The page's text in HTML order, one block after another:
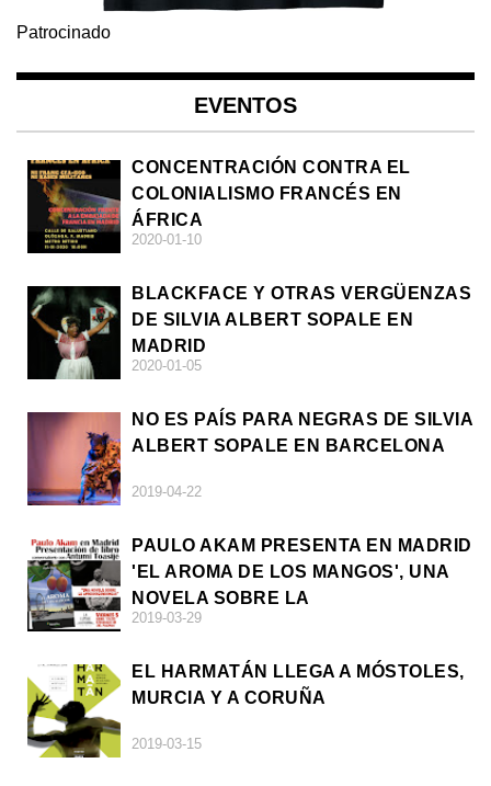
Patrocinado
EVENTOS
CONCENTRACIÓN CONTRA EL
COLONIALISMO FRANCÉS EN
ÁFRICA
2020-01-10
BLACKFACE Y OTRAS VERGÜENZAS
DE SILVIA ALBERT SOPALE EN
MADRID
2020-01-05
NO ES PAÍS PARA NEGRAS DE SILVIA
ALBERT SOPALE EN BARCELONA
2019-04-22
PAULO AKAM PRESENTA EN MADRID
'EL AROMA DE LOS MANGOS', UNA
NOVELA SOBRE LA
AFRODESCENDENCIA
2019-03-29
EL HARMATÁN LLEGA A MÓSTOLES,
MURCIA Y A CORUÑA
2019-03-15